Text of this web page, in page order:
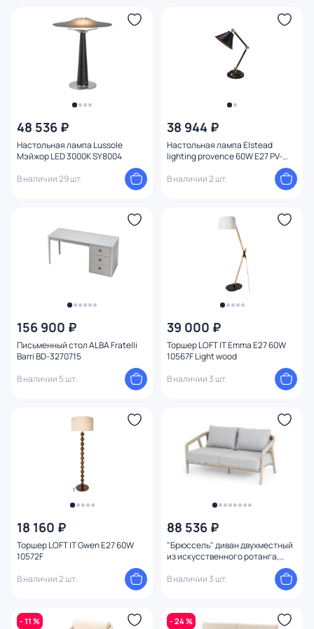
48 536 ₽
Настольная лампа Lussole
Мэйжор LED 3000K SY8004
В наличии 29 шт.
38 944 ₽
Настольная лампа Elstead
lighting provence 60W E27 PV-
В наличии 2 шт.
156 900 ₽
Письменный стол ALBA Fratelli
Barri BD-3270715
В наличии 5 шт.
39 000 ₽
Торшер LOFT IT Emma E27 60W
10567F Light wood
В наличии 3 шт.
18 160 ₽
Торшер LOFT IT Gwen E27 60W
10572F
В наличии 2 шт.
88 536 ₽
"Брюссель" диван двухместный
из искусственного ротанга,
цвет серый, каркас под дерево
(холодно-бежевый) BD-3260412
В наличии 3 шт.
- 11 % - 24 %
Высота (мм)
Ширина (мм)
Длина (мм)
Диаметр (мм)
Глубина (мм)
Диаметр врезного отверстия
Глубина врезного отверстия